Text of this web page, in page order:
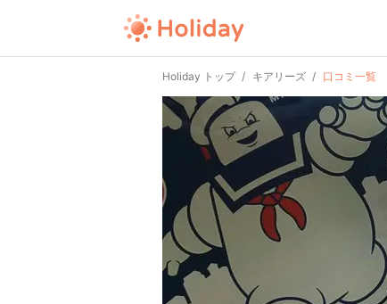
Holiday トップ キアリーズ 口コミ一覧